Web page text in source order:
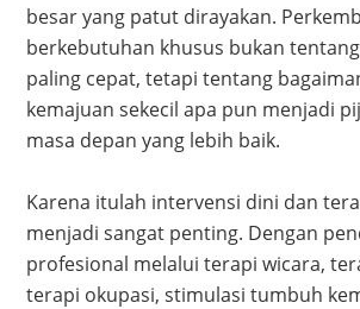
besar yang patut dirayakan.
berkebutuhan khusus bukan
paling cepat, tetapi tentang
kemajuan sekecil apa pun menjadi
masa depan yang lebih baik.
Karena itulah intervensi dini dan
menjadi sangat penting. Dengan
profesional melalui terapi wicara,
terapi okupasi, stimulasi tumbuh